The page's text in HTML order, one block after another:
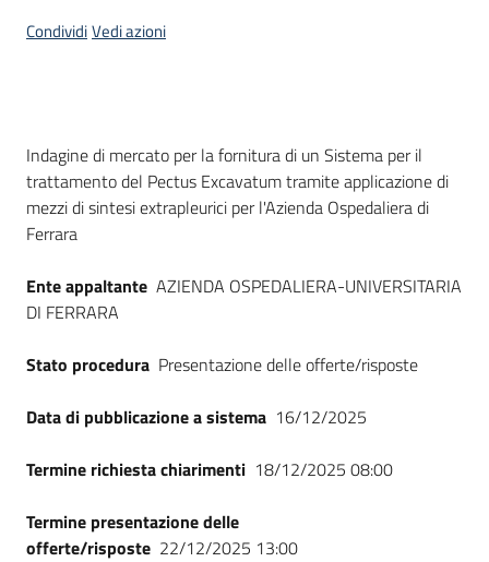
CondividiVedi azioni
Dati del bando
Indagine di mercato per la fornitura di un Sistema per il
trattamento del Pectus Excavatum tramite applicazione di
mezzi di sintesi extrapleurici per l'Azienda Ospedaliera di
Ferrara
Ente appaltante AZIENDA OSPEDALIERA-UNIVERSITARIA
DI FERRARA
Stato procedura Presentazione delle offerte/risposte
Data di pubblicazione a sistema 16/12/2025
Termine richiesta chiarimenti 18/12/2025 08:00
Termine presentazione delle
offerte/risposte 22/12/2025 13:00